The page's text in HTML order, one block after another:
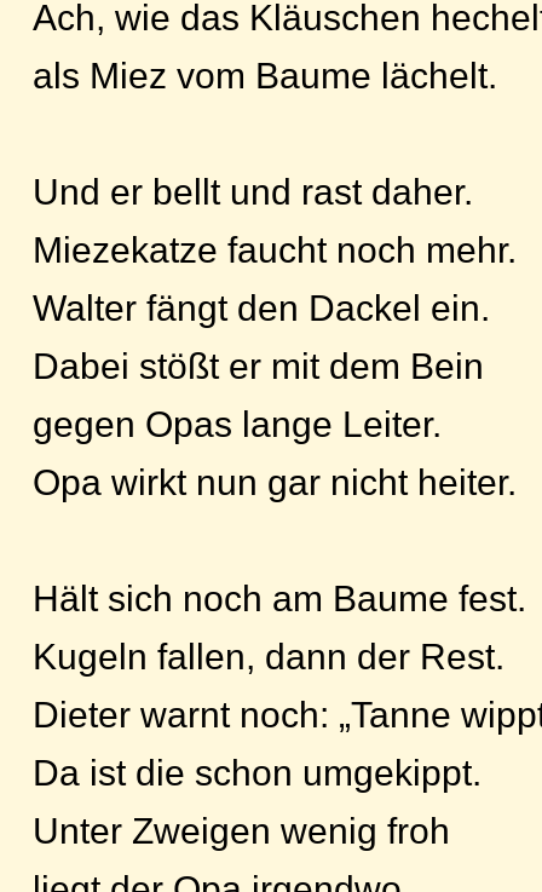
Ach, wie das Kläuschen
als Miez vom Baume lächelt.
Und er bellt und rast daher.
Miezekatze faucht noch mehr.
Walter fängt den Dackel ein.
Dabei stößt er mit dem Bein
gegen Opas lange Leiter.
Opa wirkt nun gar nicht heiter.
Hält sich noch am Baume fest.
Kugeln fallen, dann der Rest.
Dieter warnt noch: „Tanne
Da ist die schon umgekippt.
Unter Zweigen wenig froh